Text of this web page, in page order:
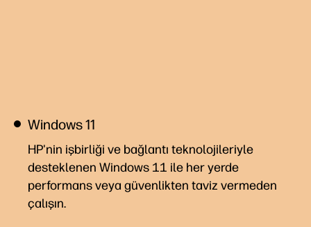
Windows 11
HP'nin işbirliği ve bağlantı teknolojileriyle
desteklenen Windows 11 ile her yerde
performans veya güvenlikten taviz vermeden
çalışın.